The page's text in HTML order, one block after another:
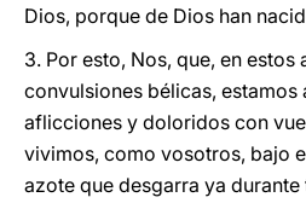
Dios, porque de Dios han
3. Por esto, Nos, que, en
convulsiones bélicas,
aflicciones y doloridos con
vivimos, como vosotros, bajo
azote que desgarra ya